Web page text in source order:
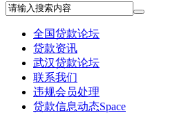
全国贷款论坛
贷款资讯
武汉贷款论坛
联系我们
违规会员处理
贷款信息动态Space